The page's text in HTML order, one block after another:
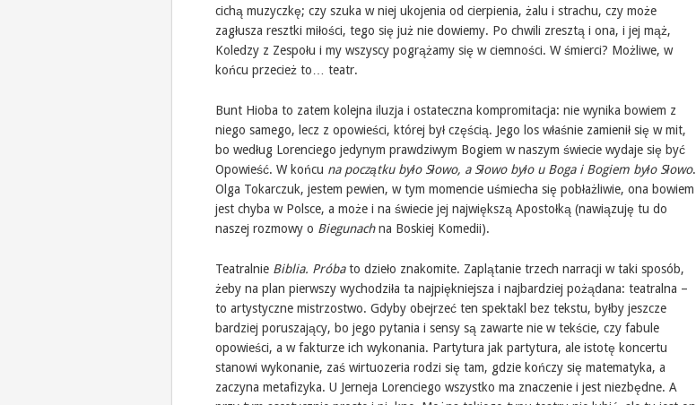
cichą muzyczkę; czy szuka w niej ukojenia od cierpienia, żalu i strachu, czy może
zagłusza resztki miłości, tego się już nie dowiemy. Po chwili zresztą i ona, i jej mąż,
Koledzy z Zespołu i my wszyscy pogrążamy się w ciemności. W śmierci? Możliwe, w
końcu przecież to… teatr.
Bunt Hioba to zatem kolejna iluzja i ostateczna kompromitacja: nie wynika bowiem z
niego samego, lecz z opowieści, której był częścią. Jego los właśnie zamienił się w mit,
bo według Lorenciego jedynym prawdziwym Bogiem w naszym świecie wydaje się być
Opowieść. W końcu na początku było Słowo, a Słowo było u Boga i Bogiem było Słowo.
Olga Tokarczuk, jestem pewien, w tym momencie uśmiecha się pobłażliwie, ona bowiem
jest chyba w Polsce, a może i na świecie jej największą Apostołką (nawiązuję tu do
naszej rozmowy o Biegunachna Boskiej Komedii).
Teatralnie Biblia. Próbato dzieło znakomite. Zaplątanie trzech narracji w taki sposób,
żeby na plan pierwszy wychodziła ta najpiękniejsza i najbardziej pożądana: teatralna –
to artystyczne mistrzostwo. Gdyby obejrzeć ten spektakl bez tekstu, byłby jeszcze
bardziej poruszający, bo jego pytania i sensy są zawarte nie w tekście, czy fabule
opowieści, a w fakturze ich wykonania. Partytura jak partytura, ale istotę koncertu
stanowi wykonanie, zaś wirtuozeria rodzi się tam, gdzie kończy się matematyka, a
zaczyna metafizyka. U Jerneja Lorenciego wszystko ma znaczenie i jest niezbędne. A